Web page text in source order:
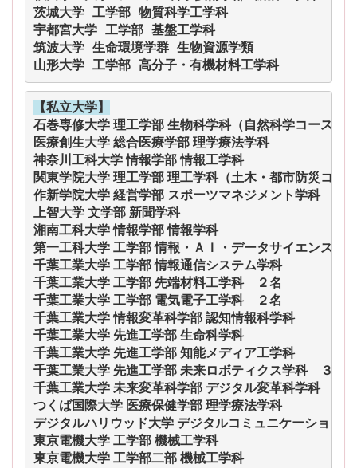
茨城大学 工学部 物質科学工学科
宇都宮大学 工学部 基盤工学科
筑波大学 生命環境学群 生物資源学類
山形大学 工学部 高分子・有機材料工学科
【私立大学】
石巻専修大学 理工学部 生物科学科（自然科学コース）
医療創生大学 総合医療学部 理学療法学科
神奈川工科大学 情報学部 情報工学科
関東学院大学 理工学部 理工学科（土木・都市防災コー
作新学院大学 経営学部 スポーツマネジメント学科
上智大学 文学部 新聞学科
湘南工科大学 情報学部 情報学科
第一工科大学 工学部 情報・ＡＩ・データサイエンス学
千葉工業大学 工学部 情報通信システム学科
千葉工業大学 工学部 先端材料工学科　２名
千葉工業大学 工学部 電気電子工学科　２名
千葉工業大学 情報変革科学部 認知情報科学科
千葉工業大学 先進工学部 生命科学科
千葉工業大学 先進工学部 知能メディア工学科
千葉工業大学 先進工学部 未来ロボティクス学科　３名
千葉工業大学 未来変革科学部 デジタル変革科学科
つくば国際大学 医療保健学部 理学療法学科
デジタルハリウッド大学 デジタルコミュニケーション
東京電機大学 工学部 機械工学科
東京電機大学 工学部二部 機械工学科